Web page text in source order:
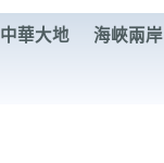
中華大地 海峽兩岸